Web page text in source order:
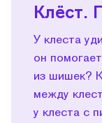
Клёст.
У клеста
он
из шишек?
между
у клеста с